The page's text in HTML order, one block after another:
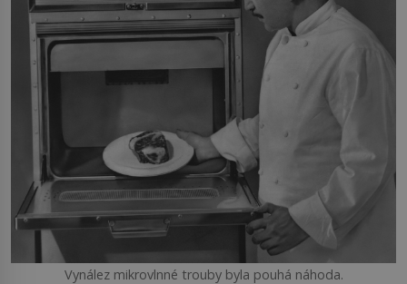
Vynález mikrovlnné trouby byla pouhá náhoda.